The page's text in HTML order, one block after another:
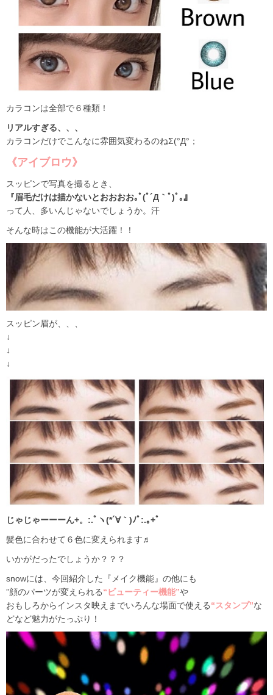
カラコンは全部で６種類！
リアルすぎる、、、
カラコンだけでこんなに雰囲気変わるのねΣ(°Д°；
《アイブロウ》
スッピンで写真を撮るとき、
『眉毛だけは描かないとおおおお｡ﾟ(ﾟ´Д｀ﾟ)ﾟ｡』
って人、多いんじゃないでしょうか。汗
そんな時はこの機能が大活躍！！
スッピン眉が、、、
↓
↓
↓
じゃじゃーーーん+。:.ﾟヽ(*´∀｀)ﾉﾟ:.｡+ﾟ
髪色に合わせて６色に変えられます♬
いかがだったでしょうか？？？
snowには、今回紹介した『メイク機能』の他にも
”顔のパーツが変えられる“ビューティー機能”や
おもしろからインスタ映えまでいろんな場面で使える“スタンプ”な
どなど魅力がたっぷり！